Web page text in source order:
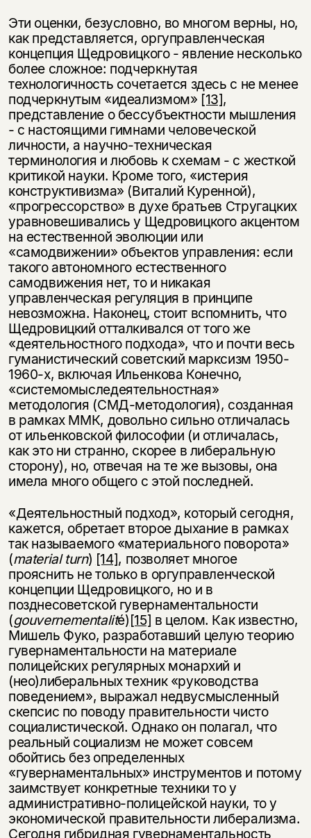
Эти оценки, безусловно, во многом верны, но,
как представляется, оргуправленческая
концепция Щедровицкого - явление несколько
более сложное: подчеркнутая
технологичность сочетается здесь с не менее
подчеркнутым «идеализмом» [13],
представление о бессубъектности мышления
- с настоящими гимнами человеческой
личности, а научно-техническая
терминология и любовь к схемам - с жесткой
критикой науки. Кроме того, «истерия
конструктивизма» (Виталий Куренной),
«прогрессорство» в духе братьев Стругацких
уравновешивались у Щедровицкого акцентом
на естественной эволюции или
«самодвижении» объектов управления: если
такого автономного естественного
самодвижения нет, то и никакая
управленческая регуляция в принципе
невозможна. Наконец, стоит вспомнить, что
Щедровицкий отталкивался от того же
«деятельностного подхода», что и почти весь
гуманистический советский марксизм 1950-
1960-х, включая Ильенкова Конечно,
«системомыследеятельностная»
методология (СМД-методология), созданная
в рамках ММК, довольно сильно отличалась
от ильенковской философии (и отличалась,
как это ни странно, скорее в либеральную
сторону), но, отвечая на те же вызовы, она
имела много общего с этой последней.
«Деятельностный подход», который сегодня,
кажется, обретает второе дыхание в рамках
так называемого «материального поворота»
(material turn) [14], позволяет многое
прояснить не только в оргуправленческой
концепции Щедровицкого, но и в
позднесоветской гувернаментальности
(gouvernementalité)[15] в целом. Как известно,
Мишель Фуко, разработавший целую теорию
гувернаментальности на материале
полицейских регулярных монархий и
(нео)либеральных техник «руководства
поведением», выражал недвусмысленный
скепсис по поводу правительности чисто
социалистической. Однако он полагал, что
реальный социализм не может совсем
обойтись без определенных
«гувернаментальных» инструментов и потому
заимствует конкретные техники то у
административно-полицейской науки, то у
экономической правительности либерализма.
Сегодня гибридная гувернаментальность
Подписка на рассылку
Раз в неделю мы отправляем рассылку
о книгах и событиях «НЛО».
За подписку дарим промокод на
Я соглашаюсь сПолитикой конфиденциальности
подписаться
Этой книги временно
нет в продаже.
Вы можете подписаться на
уведомления, и при поступлении книги
на склад получить письмо на указанный
электронный адрес.
Я соглашаюсь с Политикой конфиденциальности
подписаться
Эта книга
не предназначена для
несовершеннолетних
Скажите, пожалуйста,
вам уже исполнилось 18 лет?
да
нет, вернуться назад